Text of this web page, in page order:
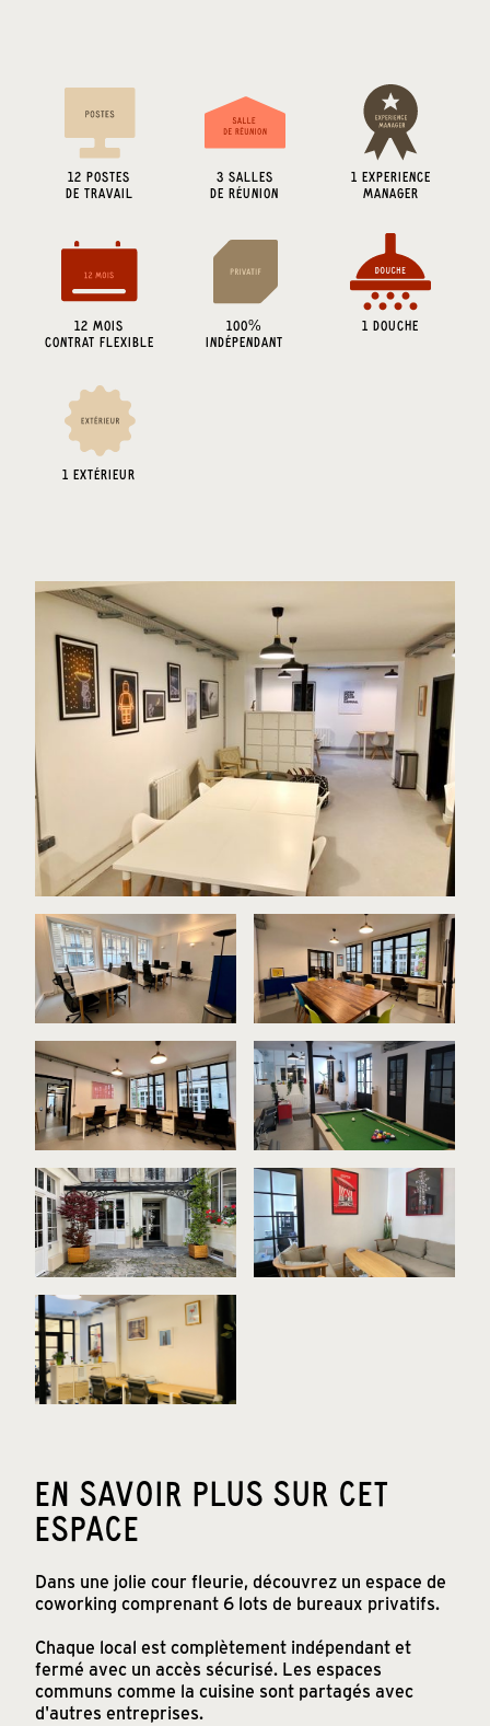
12 POSTES
DE TRAVAIL
3 SALLES
DE RÉUNION
1 EXPERIENCE
MANAGER
12 MOIS
CONTRAT FLEXIBLE
100%
INDÉPENDANT
1 DOUCHE
1 EXTÉRIEUR
EN SAVOIR PLUS SUR CET
ESPACE
Dans une jolie cour fleurie, découvrez un espace de
coworking comprenant 6 lots de bureaux privatifs.
Chaque local est complètement indépendant et
fermé avec un accès sécurisé. Les espaces
communs comme la cuisine sont partagés avec
d'autres entreprises.